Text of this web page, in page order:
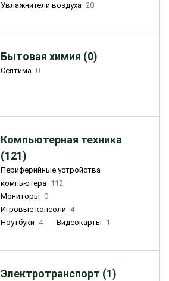
Увлажнители воздуха 20
Бытовая химия (0)
Септима 0
Компьютерная техника
(121)
Периферийные устройства
компьютера 112
Мониторы 0
Игровые консоли 4
Ноутбуки 4 Видеокарты 1
Электротранспорт (1)